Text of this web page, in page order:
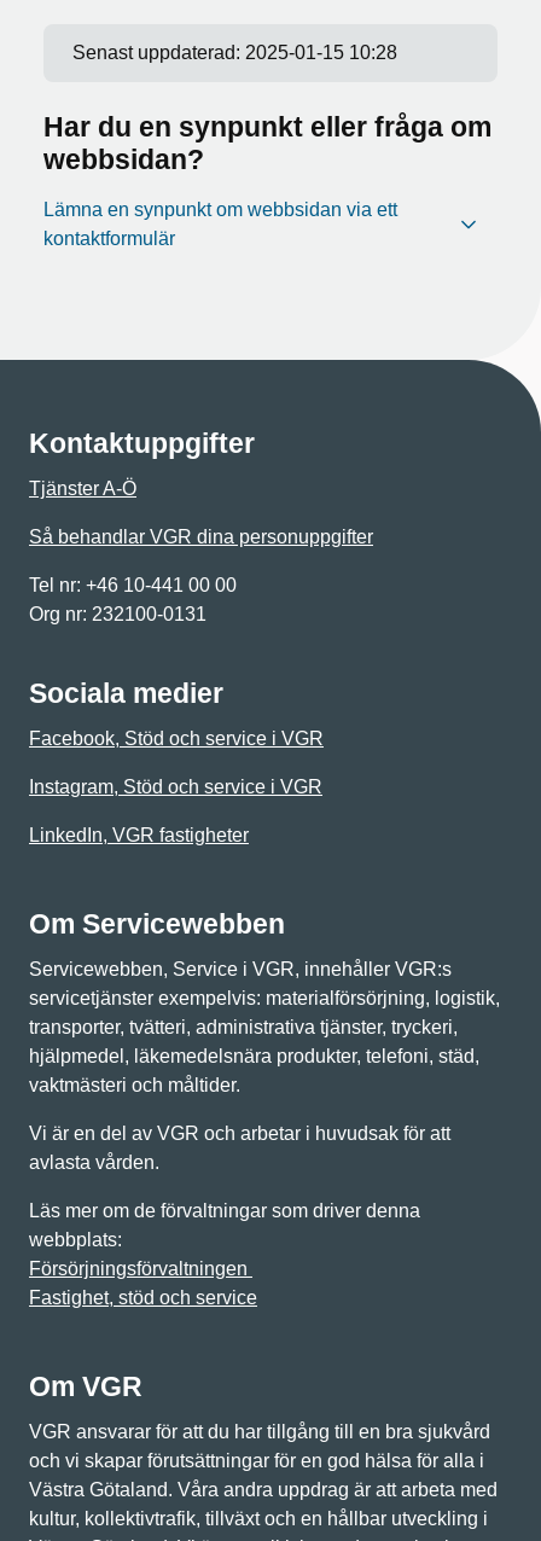
Senast uppdaterad: 2025-01-15 10:28
Har du en synpunkt eller fråga om
webbsidan?
Lämna en synpunkt om webbsidan via ett
kontaktformulär
Kontaktuppgifter
Tjänster A-Ö
Så behandlar VGR dina personuppgifter
Tel nr: +46 10-441 00 00
Org nr: 232100-0131
Sociala medier
Facebook, Stöd och service i VGR
Instagram, Stöd och service i VGR
LinkedIn, VGR fastigheter
Om Servicewebben
Servicewebben, Service i VGR, innehåller VGR:s
servicetjänster exempelvis: materialförsörjning, logistik,
transporter, tvätteri, administrativa tjänster, tryckeri,
hjälpmedel, läkemedelsnära produkter, telefoni, städ,
vaktmästeri och måltider.
Vi är en del av VGR och arbetar i huvudsak för att
avlasta vården.
Läs mer om de förvaltningar som driver denna
webbplats:
Försörjningsförvaltningen
Fastighet, stöd och service
Om VGR
VGR ansvarar för att du har tillgång till en bra sjukvård
och vi skapar förutsättningar för en god hälsa för alla i
Västra Götaland. Våra andra uppdrag är att arbeta med
kultur, kollektivtrafik, tillväxt och en hållbar utveckling i